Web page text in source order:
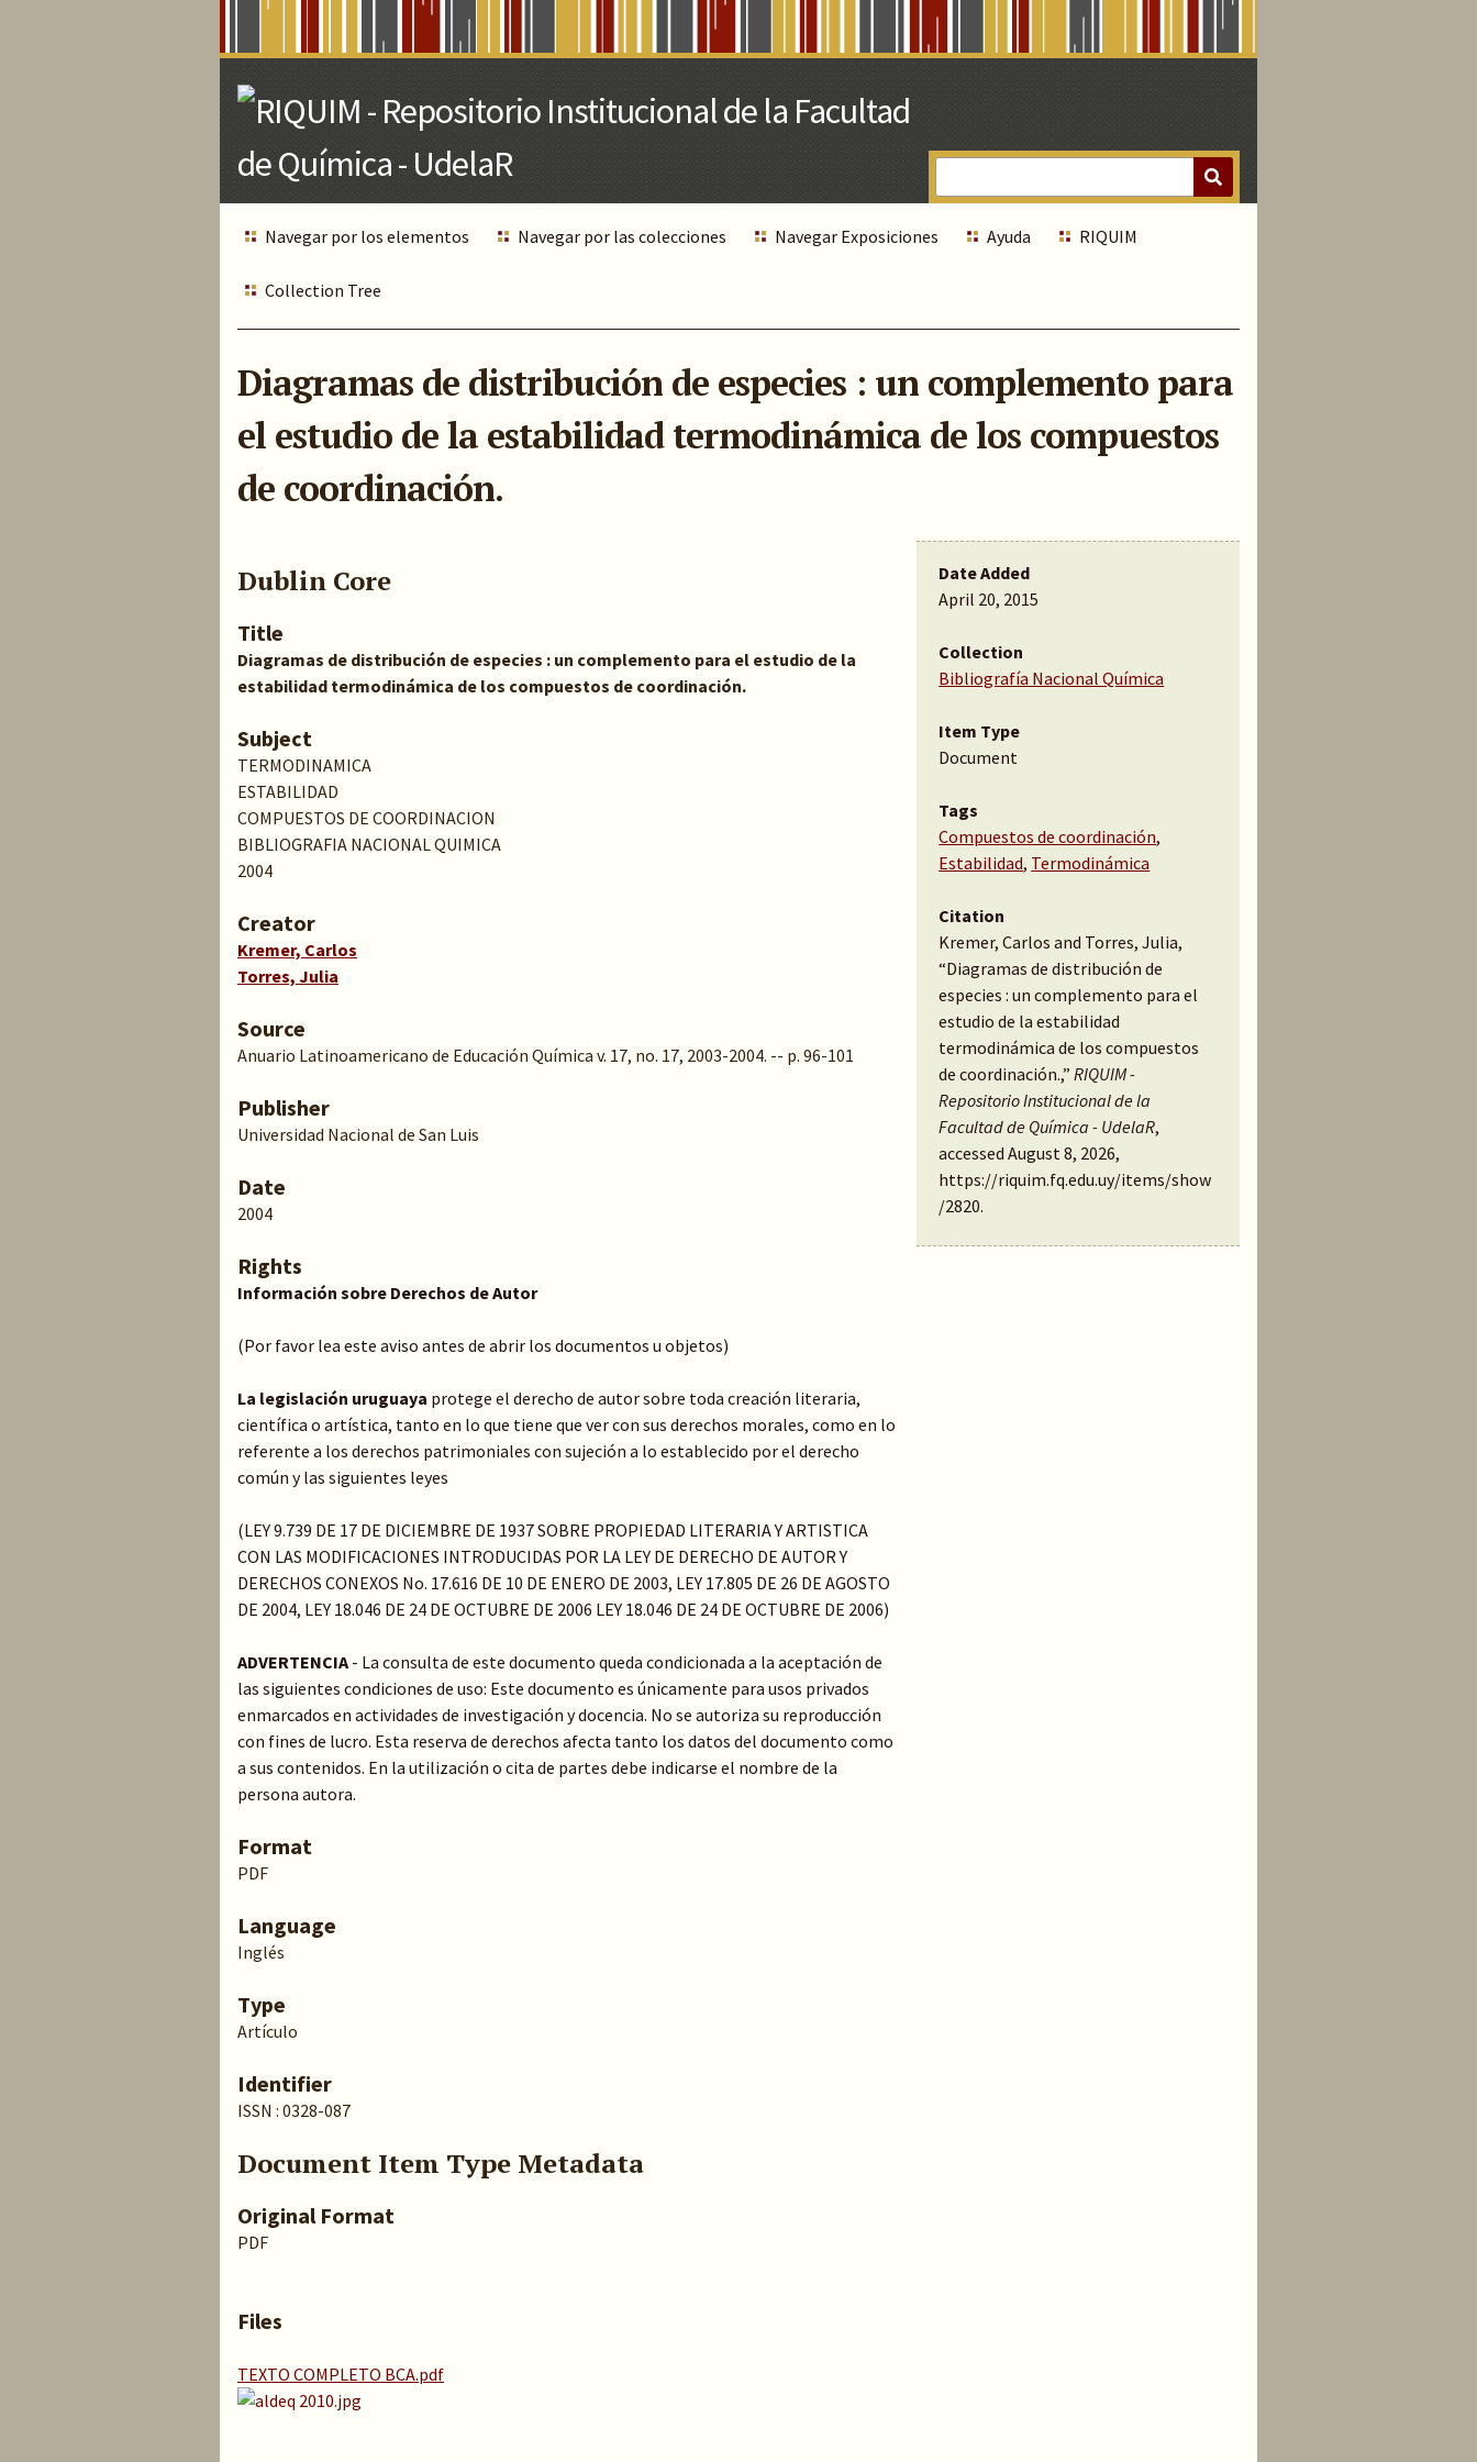
Navegar por los elementos Navegar por las colecciones Navegar Exposiciones Ayuda RIQUIM
Collection Tree
Diagramas de distribución de especies : un complemento para
el estudio de la estabilidad termodinámica de los compuestos
de coordinación.
Dublin Core
Title
Diagramas de distribución de especies : un complemento para el estudio de la
estabilidad termodinámica de los compuestos de coordinación.
Subject
TERMODINAMICA
ESTABILIDAD
COMPUESTOS DE COORDINACION
BIBLIOGRAFIA NACIONAL QUIMICA
2004
Creator
Kremer, Carlos
Torres, Julia
Source
Anuario Latinoamericano de Educación Química v. 17, no. 17, 2003-2004. -- p. 96-101
Publisher
Universidad Nacional de San Luis
Date
2004
Rights
Información sobre Derechos de Autor
(Por favor lea este aviso antes de abrir los documentos u objetos)
La legislación uruguaya protege el derecho de autor sobre toda creación literaria,
científica o artística, tanto en lo que tiene que ver con sus derechos morales, como en lo
referente a los derechos patrimoniales con sujeción a lo establecido por el derecho
común y las siguientes leyes
(LEY 9.739 DE 17 DE DICIEMBRE DE 1937 SOBRE PROPIEDAD LITERARIA Y ARTISTICA
CON LAS MODIFICACIONES INTRODUCIDAS POR LA LEY DE DERECHO DE AUTOR Y
DERECHOS CONEXOS No. 17.616 DE 10 DE ENERO DE 2003, LEY 17.805 DE 26 DE AGOSTO
DE 2004, LEY 18.046 DE 24 DE OCTUBRE DE 2006 LEY 18.046 DE 24 DE OCTUBRE DE 2006)
ADVERTENCIA- La consulta de este documento queda condicionada a la aceptación de
las siguientes condiciones de uso: Este documento es únicamente para usos privados
enmarcados en actividades de investigación y docencia. No se autoriza su reproducción
con fines de lucro. Esta reserva de derechos afecta tanto los datos del documento como
a sus contenidos. En la utilización o cita de partes debe indicarse el nombre de la
persona autora.
Format
PDF
Language
Inglés
Type
Artículo
Identifier
ISSN : 0328-087
Document Item Type Metadata
Original Format
PDF
Files
TEXTO COMPLETO BCA.pdf
Date Added
April 20, 2015
Collection
Bibliografía Nacional Química
Item Type
Document
Tags
Compuestos de coordinación,
Estabilidad, Termodinámica
Citation
Kremer, Carlos and Torres, Julia,
“Diagramas de distribución de
especies : un complemento para el
estudio de la estabilidad
termodinámica de los compuestos
de coordinación.,”RIQUIM -
Repositorio Institucional de la
Facultad de Química - UdelaR,
accessed August 8, 2026,
https://riquim.fq.edu.uy/items/show
/2820.